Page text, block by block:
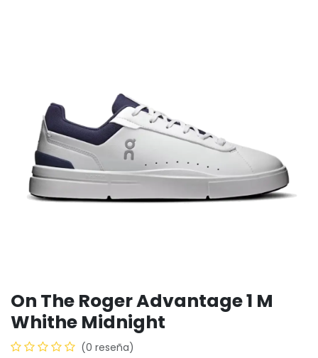
On The Roger Advantage 1 M
Whithe Midnight
(0 reseña)